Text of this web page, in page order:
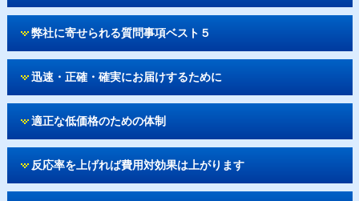
弊社に寄せられる質問事項ベスト５
迅速・正確・確実にお届けするために
適正な低価格のための体制
反応率を上げれば費用対効果は上がります